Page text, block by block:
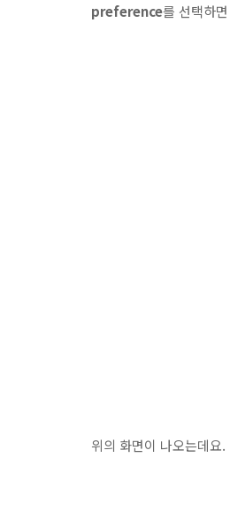
preference를 선택하면
위의 화면이 나오는데요